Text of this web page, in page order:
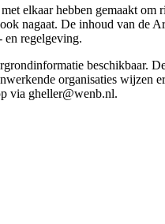
elkaar hebben gemaakt
nagaat. De inhoud van de
regelgeving.
beschikbaar.
organisaties
via gheller@wenb.nl.